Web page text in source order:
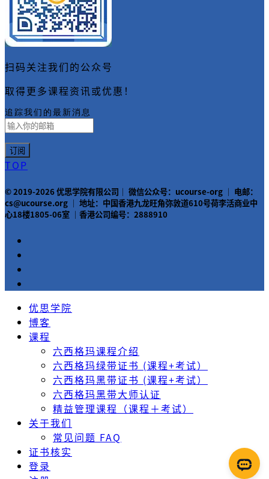
扫码关注我们的公众号
取得更多课程资讯或优惠！
追踪我们的最新消息
TOP
© 2019-2026 优思学院有限公司｜ 微信公众号：ucourse-org ｜ 电邮：
cs@ucourse.org ｜ 地址：中国香港九龙旺角弥敦道610号荷李活商业中
心18楼1805-06室 ｜香港公司编号：2888910
优思学院
博客
课程
六西格玛课程介绍
六西格玛绿带证书 (课程+考试）
六西格玛黑带证书 (课程+考试）
六西格玛黑带大师认证
精益管理课程（课程＋考试）
关于我们
常见问题 FAQ
证书核实
登录